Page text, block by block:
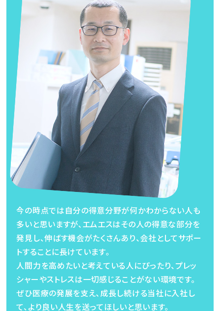
今の時点では自分の得意分野が何かわからない人も
多いと思いますが、エムエスはその人の得意な部分を
発見し、伸ばす機会がたくさんあり、会社としてサポー
トすることに長けています。
人間力を高めたいと考えている人にぴったり、プレッ
シャーやストレスは一切感じることがない環境です。
ぜひ医療の発展を支え、成長し続ける当社に入社し
て、より良い人生を送ってほしいと思います。